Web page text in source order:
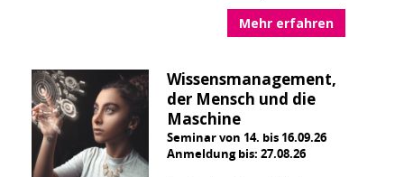
Mehr erfahren
Wissensmanagement,
der Mensch und die
Maschine
Seminar von 14. bis 16.09.26
Anmeldung bis: 27.08.26